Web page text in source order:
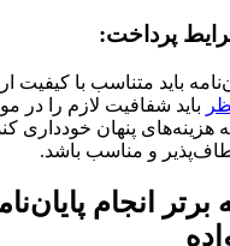
باید متناسب با کیفیت
باید شفافیت لازم را در
هزینه‌های پنهان خودداری
و مناسب باشد.
برتر انجام